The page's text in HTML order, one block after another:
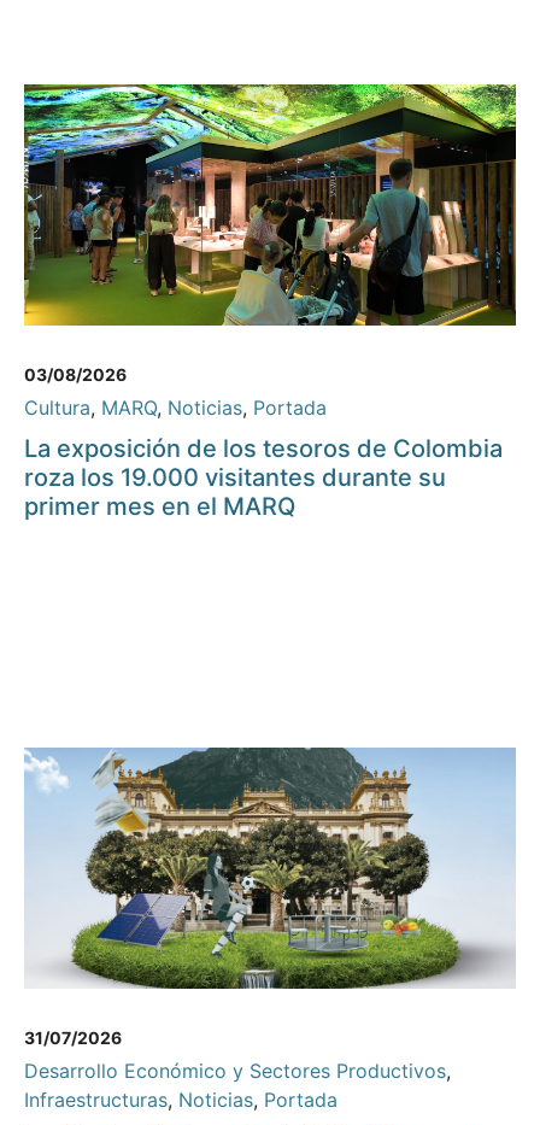
03/08/2026
Cultura, MARQ, Noticias, Portada
La exposición de los tesoros de Colombia
roza los 19.000 visitantes durante su
primer mes en el MARQ
31/07/2026
Desarrollo Económico y Sectores Productivos,
Infraestructuras, Noticias, Portada